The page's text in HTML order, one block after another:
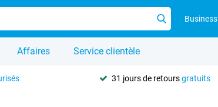
Business
Affaires Service clientèle
31 jours de retoursgratuits